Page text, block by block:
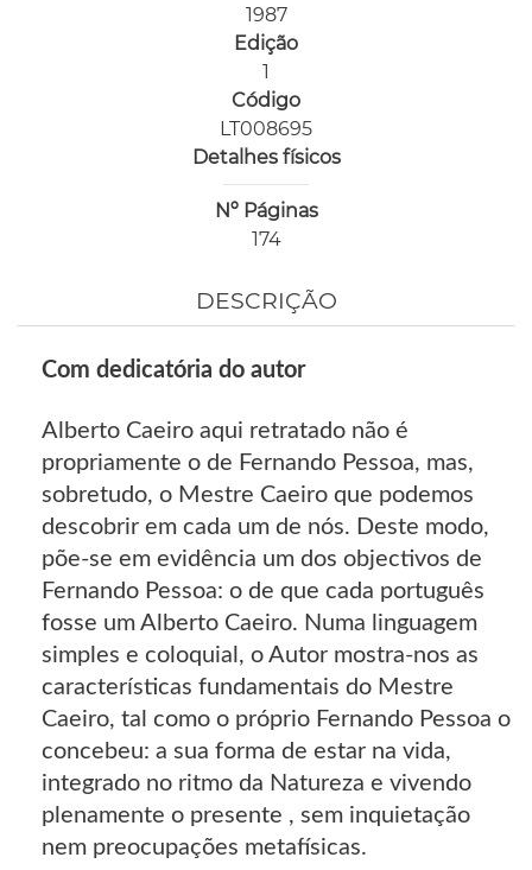
1987
Edição
1
Código
LT008695
Detalhes físicos
Nº Páginas
174
DESCRIÇÃO
Com dedicatória do autor
Alberto Caeiro aqui retratado não é
propriamente o de Fernando Pessoa, mas,
sobretudo, o Mestre Caeiro que podemos
descobrir em cada um de nós. Deste modo,
põe-se em evidência um dos objectivos de
Fernando Pessoa: o de que cada português
fosse um Alberto Caeiro. Numa linguagem
simples e coloquial, o Autor mostra-nos as
características fundamentais do Mestre
Caeiro, tal como o próprio Fernando Pessoa o
concebeu: a sua forma de estar na vida,
integrado no ritmo da Natureza e vivendo
plenamente o presente , sem inquietação
nem preocupações metafísicas.